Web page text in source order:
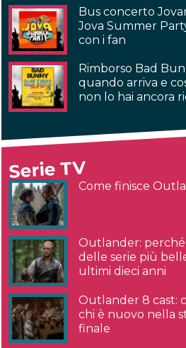
Bus concerto
Jova Summer
con i fan
Rimborso Bad
quando arriva e
non lo hai ancora
Serie TV
Come finisce
Outlander:
delle serie più
ultimi dieci anni
Outlander 8 cast:
chi è nuovo nella
finale